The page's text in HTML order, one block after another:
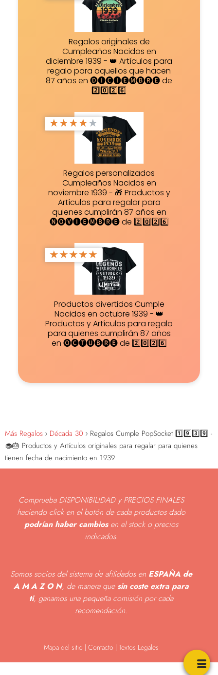
Regalos originales de
Cumpleaños Nacidos en
diciembre 1939 - 👑 Artículos para
regalo para aquellos que hacen
87 años en 🅓🅘🅒🅘🅔🅜🅑🅡🅔 de
2️⃣0️⃣2️⃣6️⃣
★★★★★
Regalos personalizados
Cumpleaños Nacidos en
noviembre 1939 - 🎁 Productos y
Artículos para regalar para
quienes cumplirán 87 años en
🅝🅞🅥🅘🅔🅜🅑🅡🅔 de 2️⃣0️⃣2️⃣6️⃣
★★★★★
Productos divertidos Cumple
Nacidos en octubre 1939 - 👑
Productos y Artículos para regalo
para quienes cumplirán 87 años
en 🅞🅒🅣🅤🅑🅡🅔 de 2️⃣0️⃣2️⃣6️⃣
Más Regalos Década 30
Regalos Cumple PopSocket 1️⃣9️⃣3️⃣9️⃣ -
🧁🎂 Productos y Artículos originales para regalar para quienes
tienen fecha de nacimiento en 1939
Comprueba DISPONIBILIDAD y PRECIOS FINALES
haciendo click en el botón de cada productos dado
podrían haber cambiosen el stock o precios
indicados.
Somos socios del sistema de afilidados en ESPAÑA de
A M A Z O N, de manera que sin coste extra para
ti, ganamos una pequeña comisión por cada
recomendación.
Mapa del sitio | Contacto | Textos Legales